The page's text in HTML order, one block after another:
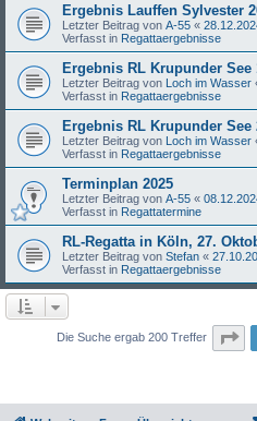
Ergebnis Lauffen Sylvester
Letzter Beitrag von A-55 «
Verfasst in Regattaergebnisse
Ergebnis RL Krupunder See
Letzter Beitrag von Loch im Wasser
Verfasst in Regattaergebnisse
Ergebnis RL Krupunder See
Letzter Beitrag von Loch im Wasser
Verfasst in Regattaergebnisse
Terminplan 2025
Letzter Beitrag von A-55 «
Verfasst in Regattatermine
RL-Regatta in Köln, 27.
Letzter Beitrag von Stefan «
Verfasst in Regattaergebnisse
Die Suche ergab 200 Treffer